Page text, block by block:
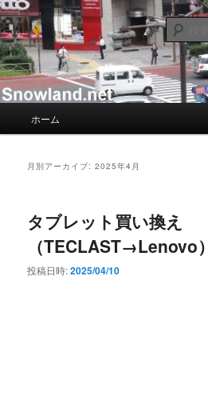
メ
イ
ン
コ
ン
テ
サ
ブ
コ
ン
テ
ン
Nacky –
Nacky(Issei Ishii)がDJ/Composerのよう
ホーム
月別アーカイブ:2025年4月
タブレット買い換え
（TECLAST→Lenovo）
投稿日時:2025/04/10